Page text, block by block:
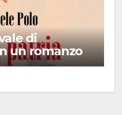
di
un romanzo